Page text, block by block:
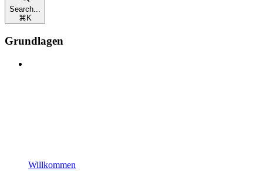
Search...
⌘K
Grundlagen
Willkommen